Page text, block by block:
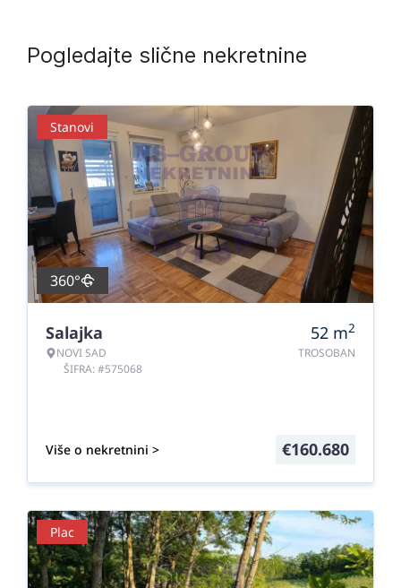
Pogledajte slične nekretnine
Stanovi
360°
Salajka
NOVI SAD
ŠIFRA: #575068
52 m2
TROSOBAN
Više o nekretnini > €160.680
Plac